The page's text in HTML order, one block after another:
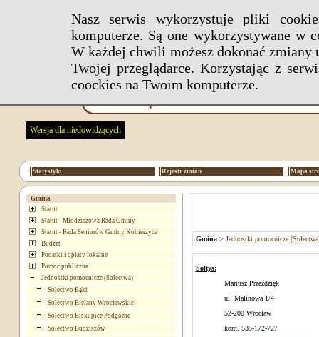
Nasz serwis wykorzystuje pliki
komputerze. Są one wykorzystywane w
W każdej chwili możesz dokonać
Twojej przeglądarce. Korzystając z
coockies na Twoim komputerze.
Wersja dla niedowidzących
Statystyki Rejestr zmian Mapa
Gmina
Statut
Statut - Młodzieżowa Rada Gminy
Statut - Rada Seniorów Gminy Kobierzyce
Budżet
Podatki i opłaty lokalne
Pomoc publiczna
Jednostki pomocnicze (Sołectwa)
Sołectwo Bąki
Sołectwo Bielany Wrocławskie
Sołectwo Biskupice Podgórne
Sołectwo Budziszów
Gmina> Jednostki pomocnicze
Sołtys:
Mariusz Przeździęk
ul. Malinowa 1/4
52-200 Wrocław
kom. 535-172-727